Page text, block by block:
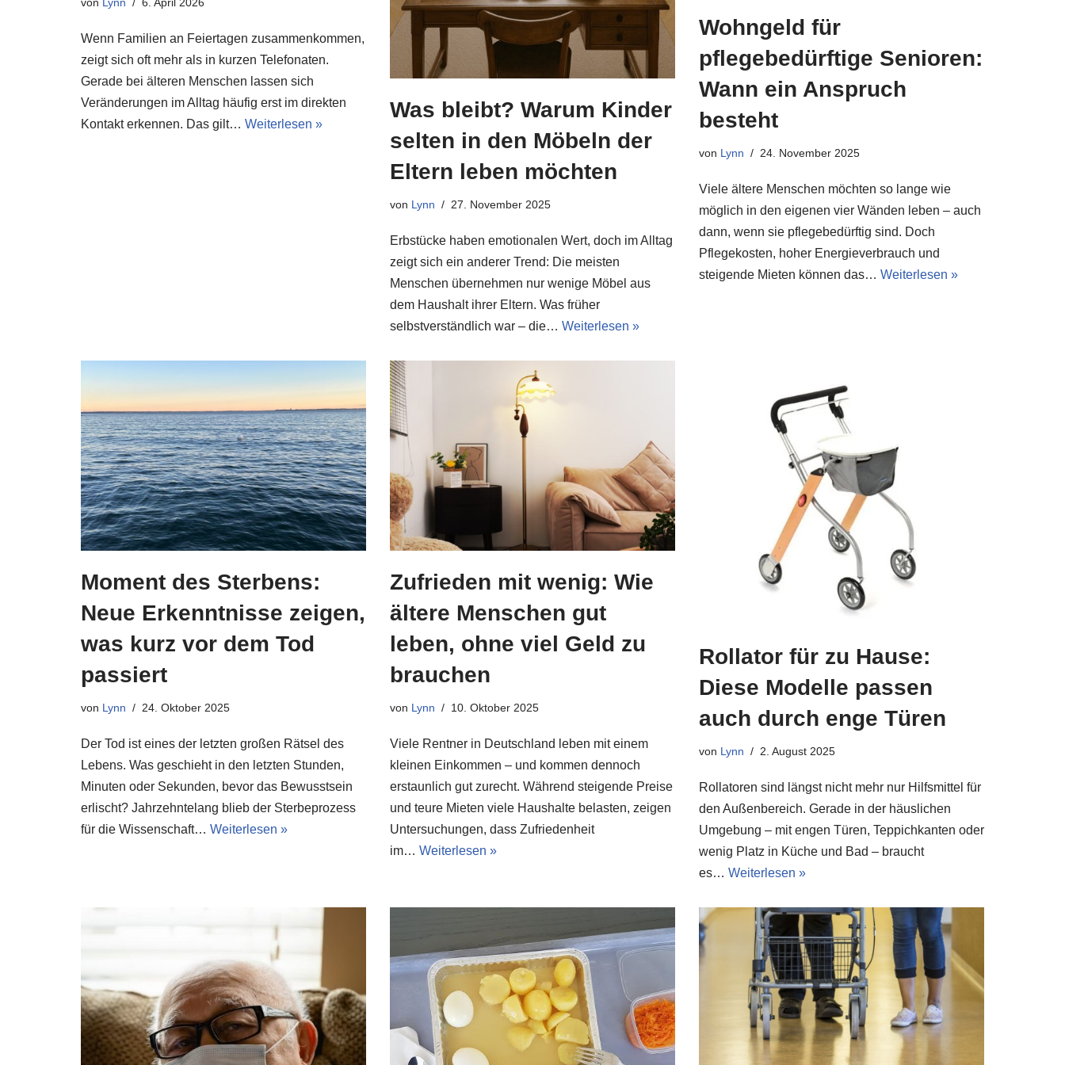
Wenn Familien an Feiertagen zusammenkommen,
zeigt sich oft mehr als in kurzen Telefonaten.
Gerade bei älteren Menschen lassen sich
Veränderungen im Alltag häufig erst im direkten
Kontakt erkennen. Das gilt… Weiterlesen »
Was bleibt? Warum Kinder
selten in den Möbeln der
Eltern leben möchten
von Lynn 27. November 2025
Erbstücke haben emotionalen Wert, doch im Alltag
zeigt sich ein anderer Trend: Die meisten
Menschen übernehmen nur wenige Möbel aus
dem Haushalt ihrer Eltern. Was früher
selbstverständlich war – die… Weiterlesen »
Wohngeld für
pflegebedürftige Senioren:
Wann ein Anspruch
besteht
von Lynn 24. November 2025
Viele ältere Menschen möchten so lange wie
möglich in den eigenen vier Wänden leben – auch
dann, wenn sie pflegebedürftig sind. Doch
Pflegekosten, hoher Energieverbrauch und
steigende Mieten können das… Weiterlesen »
Moment des Sterbens:
Neue Erkenntnisse zeigen,
was kurz vor dem Tod
passiert
von Lynn 24. Oktober 2025
Der Tod ist eines der letzten großen Rätsel des
Lebens. Was geschieht in den letzten Stunden,
Minuten oder Sekunden, bevor das Bewusstsein
erlischt? Jahrzehntelang blieb der Sterbeprozess
für die Wissenschaft… Weiterlesen »
Zufrieden mit wenig: Wie
ältere Menschen gut
leben, ohne viel Geld zu
brauchen
von Lynn 10. Oktober 2025
Viele Rentner in Deutschland leben mit einem
kleinen Einkommen – und kommen dennoch
erstaunlich gut zurecht. Während steigende Preise
und teure Mieten viele Haushalte belasten, zeigen
Untersuchungen, dass Zufriedenheit
im… Weiterlesen »
Rollator für zu Hause:
Diese Modelle passen
auch durch enge Türen
von Lynn 2. August 2025
Rollatoren sind längst nicht mehr nur Hilfsmittel für
den Außenbereich. Gerade in der häuslichen
Umgebung – mit engen Türen, Teppichkanten oder
wenig Platz in Küche und Bad – braucht
es… Weiterlesen »